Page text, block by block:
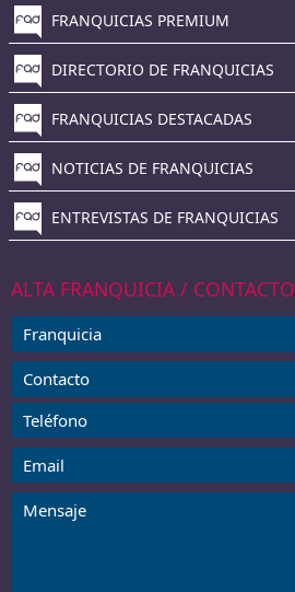
FRANQUICIAS PREMIUM
DIRECTORIO DE FRANQUICIAS
FRANQUICIAS DESTACADAS
NOTICIAS DE FRANQUICIAS
ENTREVISTAS DE FRANQUICIAS
ALTA FRANQUICIA / CONTACTO